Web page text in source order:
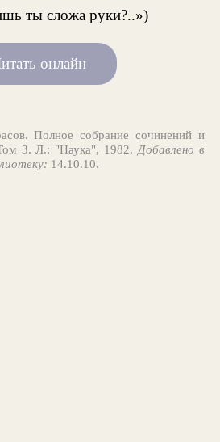
ты сложа руки?..»)
онлайн
Полное собрание сочинений и
3. Л.: "Наука", 1982. Добавлено в
14.10.10.